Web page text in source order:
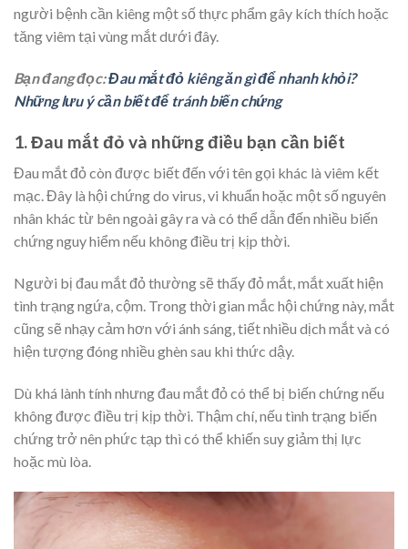
người bệnh cần kiêng một số thực phẩm gây kích thích hoặc
tăng viêm tại vùng mắt dưới đây.
Bạn đang đọc:Đau mắt đỏ kiêng ăn gì để nhanh khỏi?
Những lưu ý cần biết để tránh biến chứng
1. Đau mắt đỏ và những điều bạn cần biết
Đau mắt đỏ còn được biết đến với tên gọi khác là viêm kết
mạc. Đây là hội chứng do virus, vi khuẩn hoặc một số nguyên
nhân khác từ bên ngoài gây ra và có thể dẫn đến nhiều biến
chứng nguy hiểm nếu không điều trị kịp thời.
Người bị đau mắt đỏ thường sẽ thấy đỏ mắt, mắt xuất hiện
tình trạng ngứa, cộm. Trong thời gian mắc hội chứng này, mắt
cũng sẽ nhạy cảm hơn với ánh sáng, tiết nhiều dịch mắt và có
hiện tượng đóng nhiều ghèn sau khi thức dậy.
Dù khá lành tính nhưng đau mắt đỏ có thể bị biến chứng nếu
không được điều trị kịp thời. Thậm chí, nếu tình trạng biến
chứng trở nên phức tạp thì có thể khiến suy giảm thị lực
hoặc mù lòa.